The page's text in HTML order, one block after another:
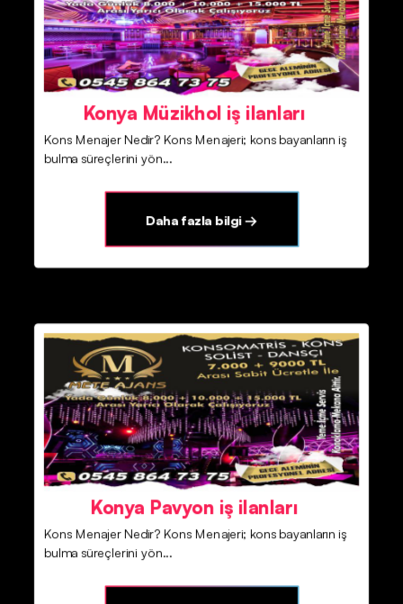
Konya Müzikhol iş ilanları
Kons Menajer Nedir? Kons Menajeri; kons bayanların iş
bulma süreçlerini yön...
Daha fazla bilgi →
Konya Pavyon iş ilanları
Kons Menajer Nedir? Kons Menajeri; kons bayanların iş
bulma süreçlerini yön...